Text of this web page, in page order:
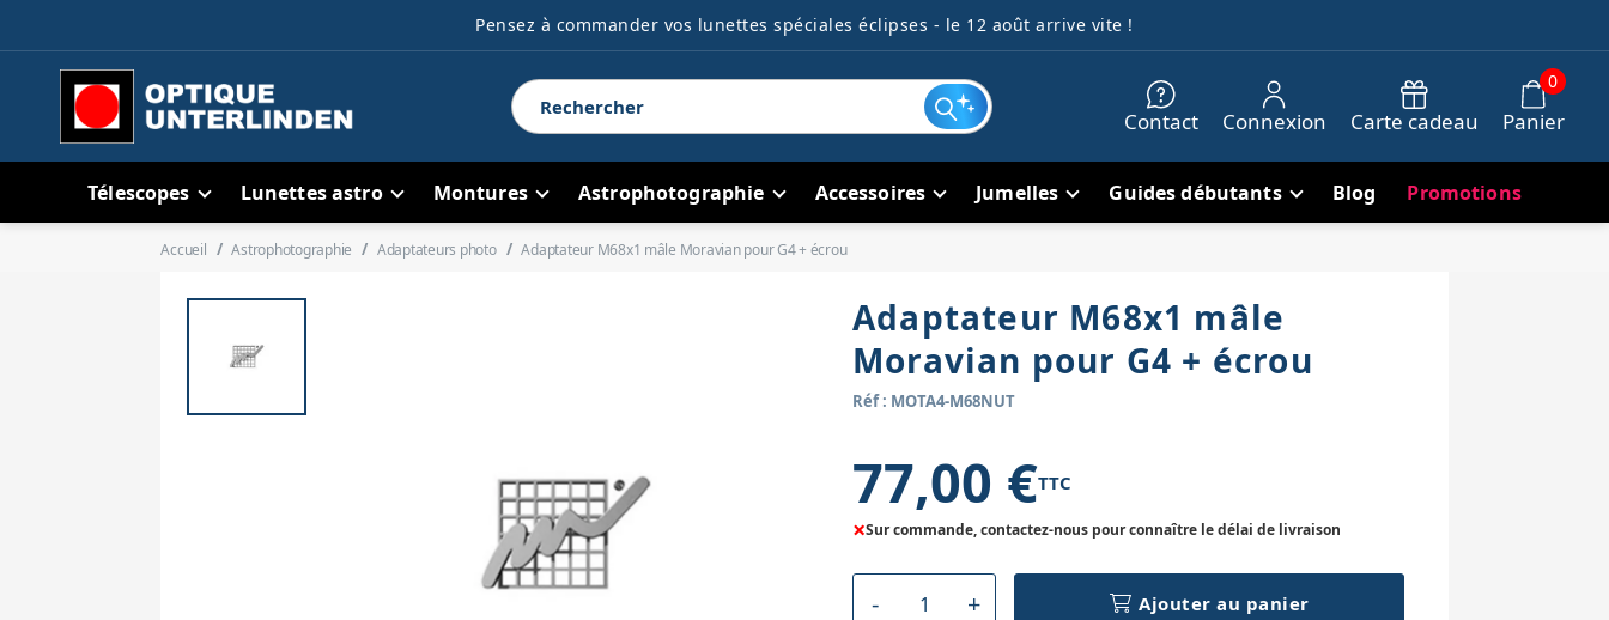
Pensez à commander vos lunettes spéciales éclipses - le 12 août arrive vite !
Contact Connexion Carte cadeau Panier
0
Télescopes Lunettes astro Montures Astrophotographie Accessoires Jumelles Guides débutants Blog Promotions
Accueil Astrophotographie Adaptateurs photo Adaptateur M68x1 mâle Moravian pour G4 + écrou
Adaptateur M68x1 mâle
Moravian pour G4 + écrou
Réf : MOTA4-M68NUT
77,00 €TTC
×Sur commande, contactez-nous pour connaître le délai de livraison
Ajouter au panier